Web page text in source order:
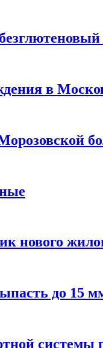
в
нового
до 15
системы